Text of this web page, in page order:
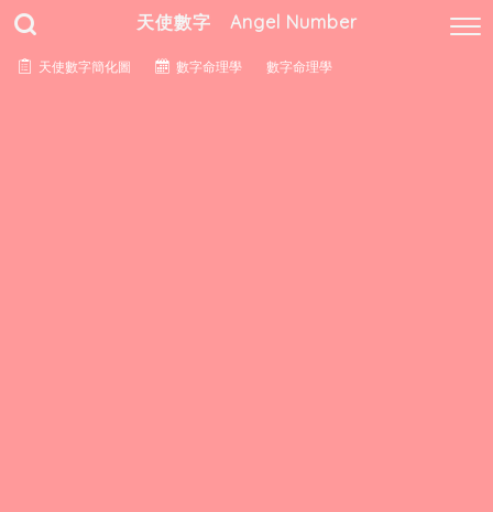
天使數字 Angel Number
天使數字簡化圖 數字命理學 數字命理學